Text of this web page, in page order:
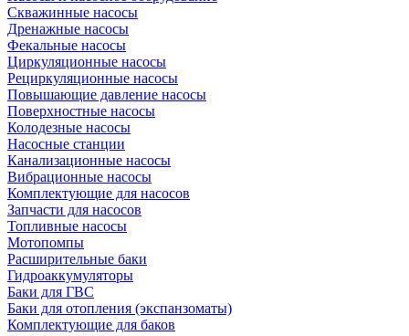
Скважинные насосы
Дренажные насосы
Фекальные насосы
Циркуляционные насосы
Рециркуляционные насосы
Повышающие давление насосы
Поверхностные насосы
Колодезные насосы
Насосные станции
Канализационные насосы
Вибрационные насосы
Комплектующие для насосов
Запчасти для насосов
Топливные насосы
Мотопомпы
Расширительные баки
Гидроаккумуляторы
Баки для ГВС
Баки для отопления (экспанзоматы)
Комплектующие для баков